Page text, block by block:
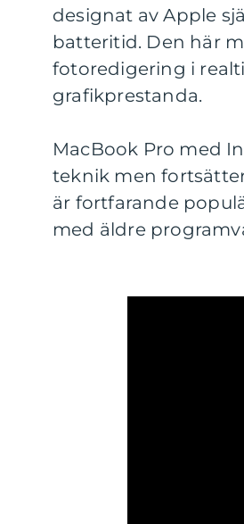
designat av Apple
batteritid. Den här
fotoredigering i
grafikprestanda.
MacBook Pro med
teknik men
är fortfarande
med äldre